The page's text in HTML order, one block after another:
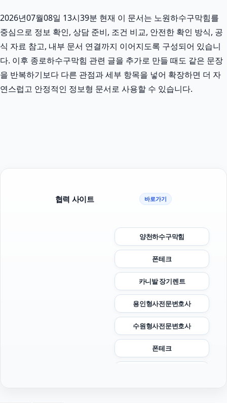
2026년07월08일 13시39분 현재 이 문서는 노원하수구막힘를
중심으로 정보 확인, 상담 준비, 조건 비교, 안전한 확인 방식, 공
식 자료 참고, 내부 문서 연결까지 이어지도록 구성되어 있습니
다. 이후 종로하수구막힘 관련 글을 추가로 만들 때도 같은 문장
을 반복하기보다 다른 관점과 세부 항목을 넣어 확장하면 더 자
연스럽고 안정적인 정보형 문서로 사용할 수 있습니다.
협력 사이트 바로가기
양천하수구막힘
폰테크
카니발 장기렌트
용인형사전문변호사
수원형사전문변호사
폰테크